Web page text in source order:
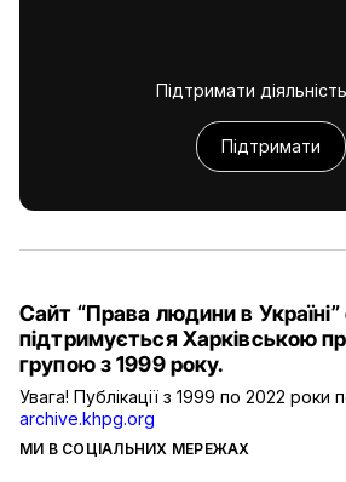
Підтримати
Підтримати
МИ В СОЦІАЛЬНИХ МЕРЕЖАХ
Сайт “Права людини в Україні”
підтримується Харківською
групою з 1999 року.
Увага! Публікації з 1999 по 2022 роки
archive.khpg.org